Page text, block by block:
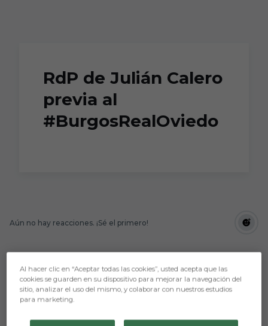
RdP de Julián Calero
previa al
#BurgosRealOviedo
Aún no hay reacciones. ¡Sé el primero!
Al hacer clic en “Aceptar todas las cookies”, usted acepta que las
cookies se guarden en su dispositivo para mejorar la navegación del
sitio, analizar el uso del mismo, y colaborar con nuestros estudios
para marketing.